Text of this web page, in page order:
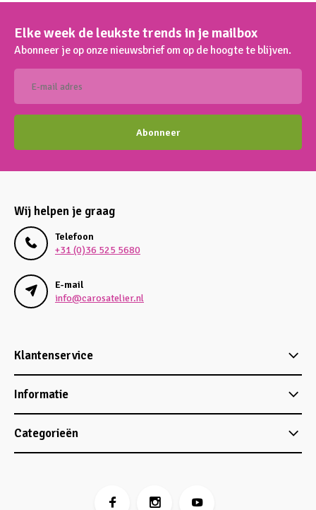
Elke week de leukste trends in je mailbox
Abonneer je op onze nieuwsbrief om op de hoogte te blijven.
Abonneer
Wij helpen je graag
Telefoon
+31 (0)36 525 5680
E-mail
info@carosatelier.nl
Klantenservice
Informatie
Categorieën